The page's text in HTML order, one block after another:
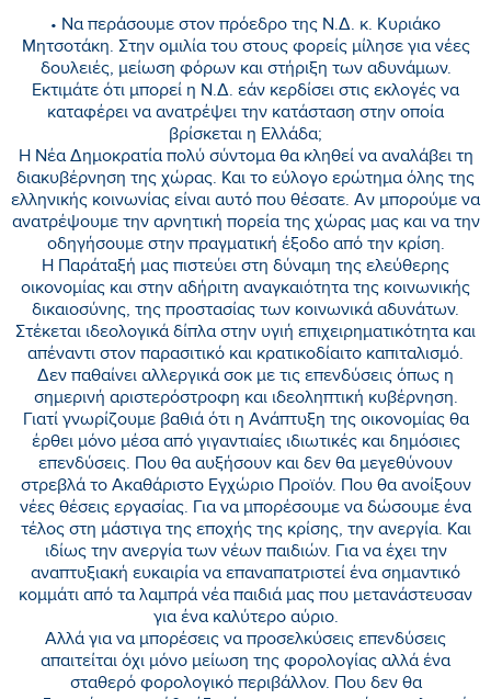
• Να περάσουμε στον πρόεδρο της Ν.Δ. κ. Κυριάκο
Μητσοτάκη. Στην ομιλία του στους φορείς μίλησε για νέες
δουλειές, μείωση φόρων και στήριξη των αδυνάμων.
Εκτιμάτε ότι μπορεί η Ν.Δ. εάν κερδίσει στις εκλογές να
καταφέρει να ανατρέψει την κατάσταση στην οποία
βρίσκεται η Ελλάδα;
Η Νέα Δημοκρατία πολύ σύντομα θα κληθεί να αναλάβει τη
διακυβέρνηση της χώρας. Και το εύλογο ερώτημα όλης της
ελληνικής κοινωνίας είναι αυτό που θέσατε. Αν μπορούμε να
ανατρέψουμε την αρνητική πορεία της χώρας μας και να την
οδηγήσουμε στην πραγματική έξοδο από την κρίση.
Η Παράταξή μας πιστεύει στη δύναμη της ελεύθερης
οικονομίας και στην αδήριτη αναγκαιότητα της κοινωνικής
δικαιοσύνης, της προστασίας των κοινωνικά αδυνάτων.
Στέκεται ιδεολογικά δίπλα στην υγιή επιχειρηματικότητα και
απέναντι στον παρασιτικό και κρατικοδίαιτο καπιταλισμό.
Δεν παθαίνει αλλεργικά σοκ με τις επενδύσεις όπως η
σημερινή αριστερόστροφη και ιδεοληπτική κυβέρνηση.
Γιατί γνωρίζουμε βαθιά ότι η Ανάπτυξη της οικονομίας θα
έρθει μόνο μέσα από γιγαντιαίες ιδιωτικές και δημόσιες
επενδύσεις. Που θα αυξήσουν και δεν θα μεγεθύνουν
στρεβλά το Ακαθάριστο Εγχώριο Προϊόν. Που θα ανοίξουν
νέες θέσεις εργασίας. Για να μπορέσουμε να δώσουμε ένα
τέλος στη μάστιγα της εποχής της κρίσης, την ανεργία. Και
ιδίως την ανεργία των νέων παιδιών. Για να έχει την
αναπτυξιακή ευκαιρία να επαναπατριστεί ένα σημαντικό
κομμάτι από τα λαμπρά νέα παιδιά μας που μετανάστευσαν
για ένα καλύτερο αύριο.
Αλλά για να μπορέσεις να προσελκύσεις επενδύσεις
απαιτείται όχι μόνο μείωση της φορολογίας αλλά ένα
σταθερό φορολογικό περιβάλλον. Που δεν θα